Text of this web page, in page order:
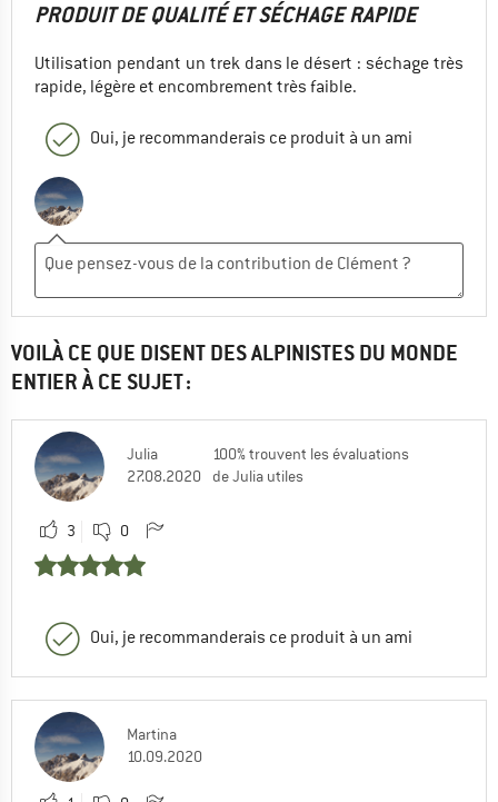
PRODUIT DE QUALITÉ ET SÉCHAGE RAPIDE
Utilisation pendant un trek dans le désert : séchage très
rapide, légère et encombrement très faible.
Oui, je recommanderais ce produit à un ami
VOILÀ CE QUE DISENT DES ALPINISTES DU MONDE
ENTIER À CE SUJET :
Julia
27.08.2020
100% trouvent les évaluations
de Julia utiles
3 0
Oui, je recommanderais ce produit à un ami
Martina
10.09.2020